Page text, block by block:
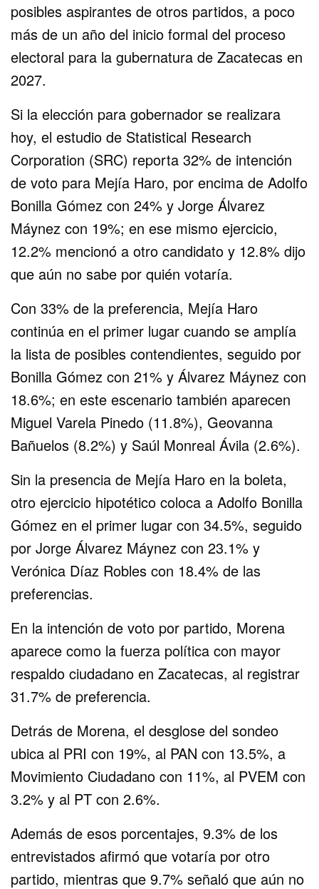
posibles aspirantes de otros partidos, a poco
más de un año del inicio formal del proceso
electoral para la gubernatura de Zacatecas en
2027.
Si la elección para gobernador se realizara
hoy, el estudio de Statistical Research
Corporation (SRC) reporta 32% de intención
de voto para Mejía Haro, por encima de Adolfo
Bonilla Gómez con 24% y Jorge Álvarez
Máynez con 19%; en ese mismo ejercicio,
12.2% mencionó a otro candidato y 12.8% dijo
que aún no sabe por quién votaría.
Con 33% de la preferencia, Mejía Haro
continúa en el primer lugar cuando se amplía
la lista de posibles contendientes, seguido por
Bonilla Gómez con 21% y Álvarez Máynez con
18.6%; en este escenario también aparecen
Miguel Varela Pinedo (11.8%), Geovanna
Bañuelos (8.2%) y Saúl Monreal Ávila (2.6%).
Sin la presencia de Mejía Haro en la boleta,
otro ejercicio hipotético coloca a Adolfo Bonilla
Gómez en el primer lugar con 34.5%, seguido
por Jorge Álvarez Máynez con 23.1% y
Verónica Díaz Robles con 18.4% de las
preferencias.
En la intención de voto por partido, Morena
aparece como la fuerza política con mayor
respaldo ciudadano en Zacatecas, al registrar
31.7% de preferencia.
Detrás de Morena, el desglose del sondeo
ubica al PRI con 19%, al PAN con 13.5%, a
Movimiento Ciudadano con 11%, al PVEM con
3.2% y al PT con 2.6%.
Además de esos porcentajes, 9.3% de los
entrevistados afirmó que votaría por otro
partido, mientras que 9.7% señaló que aún no